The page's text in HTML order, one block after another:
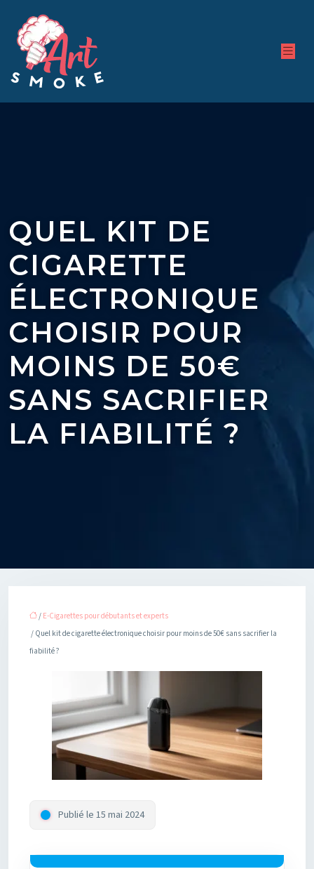
QUEL KIT DE
CIGARETTE
ÉLECTRONIQUE
CHOISIR POUR
MOINS DE 50€
SANS SACRIFIER
LA FIABILITÉ ?
/ E-Cigarettes pour débutants et experts
/ Quel kit de cigarette électronique choisir pour moins de 50€ sans sacrifier la
fiabilité ?
Publié le 15 mai 2024